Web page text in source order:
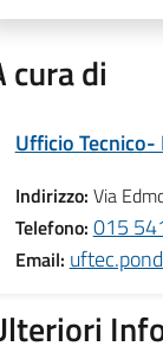
cura di
Ufficio
Indirizzo: Via
Telefono: 015
Email: